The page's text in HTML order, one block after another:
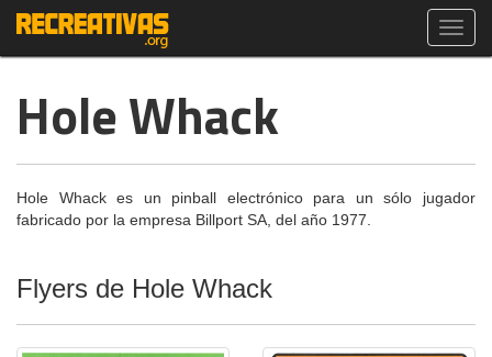
Hole Whack
Hole Whack es un pinball electrónico para un sólo jugador
fabricado por la empresa Billport SA, del año 1977.
Flyers de Hole Whack